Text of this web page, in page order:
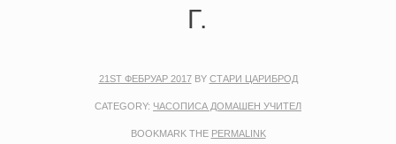
Г.
21ST ФЕБРУАР 2017BY СТАРИ ЦАРИБРОД
CATEGORY: ЧАСОПИСА ДОМАШЕН УЧИТЕЛ
BOOKMARK THE PERMALINK